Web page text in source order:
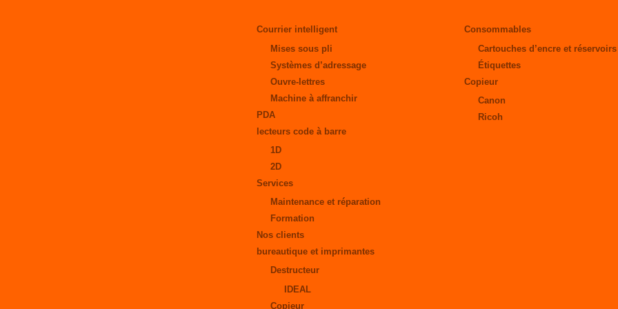
Courrier intelligent
Mises sous pli
Systèmes d’adressage
Ouvre-lettres
Machine à affranchir
PDA
lecteurs code à barre
1D
2D
Services
Maintenance et réparation
Formation
Nos clients
bureautique et imprimantes
Destructeur
IDEAL
Copieur
Consommables
Cartouches d’encre et réservoirs
Étiquettes
Copieur
Canon
Ricoh